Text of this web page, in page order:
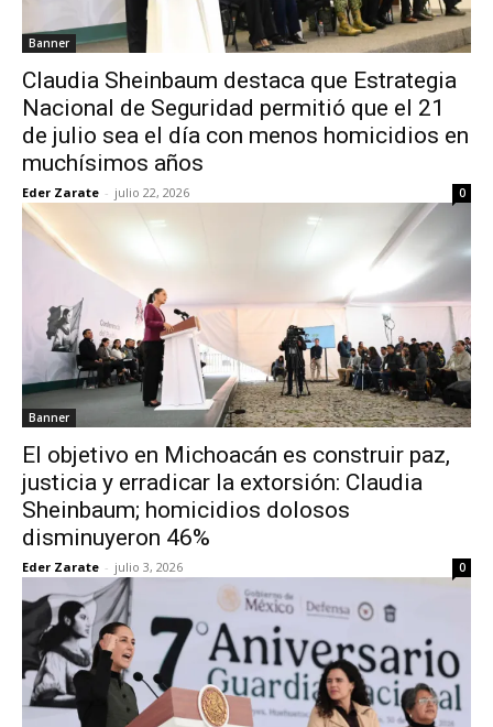
Banner
Claudia Sheinbaum destaca que Estrategia
Nacional de Seguridad permitió que el 21
de julio sea el día con menos homicidios en
muchísimos años
Eder Zarate - julio 22, 2026 0
Banner
El objetivo en Michoacán es construir paz,
justicia y erradicar la extorsión: Claudia
Sheinbaum; homicidios dolosos
disminuyeron 46%
Eder Zarate - julio 3, 2026 0